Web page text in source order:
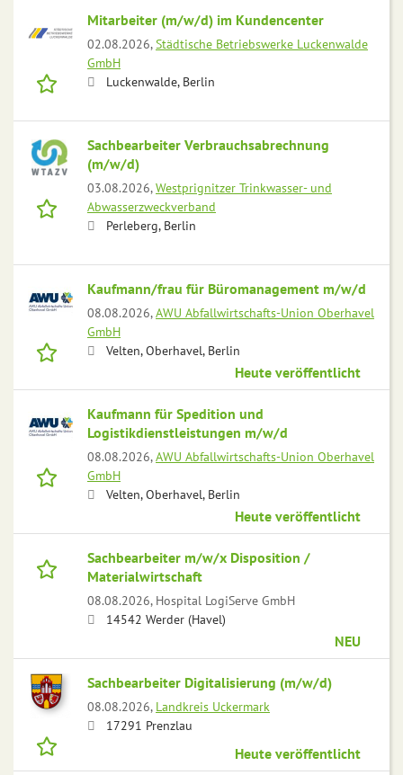
Mitarbeiter (m/w/d) im Kundencenter
02.08.2026,Städtische Betriebswerke Luckenwalde
GmbH
Luckenwalde, Berlin
Sachbearbeiter Verbrauchsabrechnung
(m/w/d)
03.08.2026,Westprignitzer Trinkwasser- und
Abwasserzweckverband
Perleberg, Berlin
Kaufmann/frau für Büromanagement m/w/d
08.08.2026,AWU Abfallwirtschafts-Union Oberhavel
GmbH
Velten, Oberhavel, Berlin
Heute veröffentlicht
Kaufmann für Spedition und
Logistikdienstleistungen m/w/d
08.08.2026,AWU Abfallwirtschafts-Union Oberhavel
GmbH
Velten, Oberhavel, Berlin
Heute veröffentlicht
Sachbearbeiter m/w/x Disposition /
Materialwirtschaft
08.08.2026, Hospital LogiServe GmbH
14542 Werder (Havel)
NEU
Sachbearbeiter Digitalisierung (m/w/d)
08.08.2026, Landkreis Uckermark
17291 Prenzlau
Heute veröffentlicht